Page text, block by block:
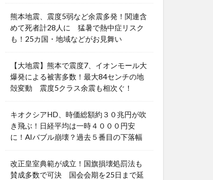
熊本地震、震度5弱など余震多発！関連含
めて死者計28人に 猛暑で熱中症リスク
も！25カ国・地域などがお見舞い
【大地震】熊本で震度7、イオンモール大
爆発による被害多数！最大84センチの地
殻変動 震度5クラス余震も相次ぐ！
キオクシアHD、時価総額約３０兆円が吹
き飛ぶ！日経平均は一時４０００円安
に！AIバブル崩壊？過去５番目の下落幅
改正皇室典範が成立！国旗損壊処罰法も
賛成多数で可決 国会会期を25日まで延